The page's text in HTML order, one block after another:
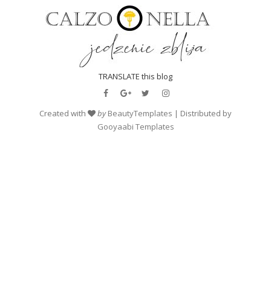
TRANSLATE this blog
Created with by BeautyTemplates | Distributed by
Gooyaabi Templates